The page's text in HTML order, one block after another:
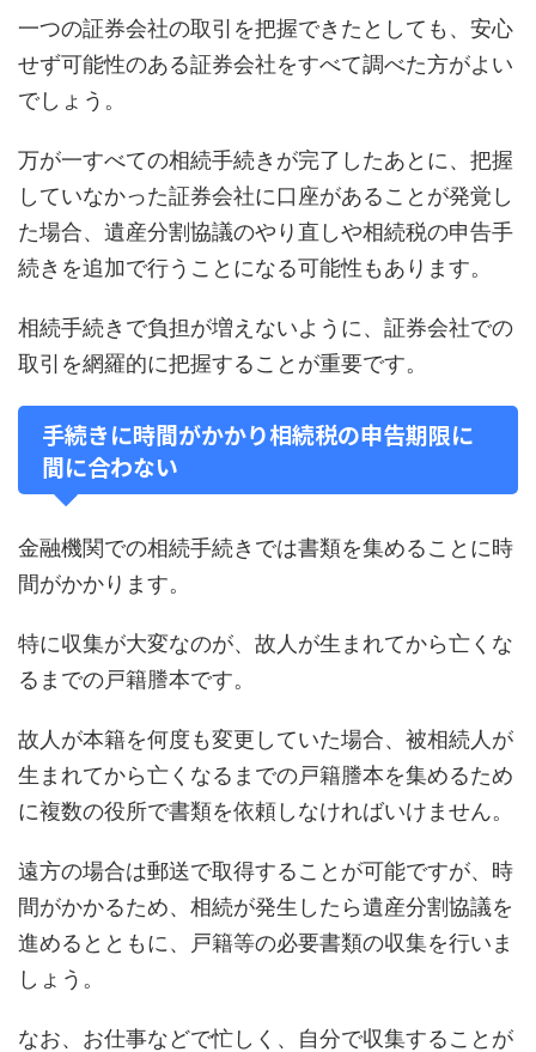
一つの証券会社の取引を把握できたとしても、安心
せず可能性のある証券会社をすべて調べた方がよい
でしょう。
万が一すべての相続手続きが完了したあとに、把握
していなかった証券会社に口座があることが発覚し
た場合、遺産分割協議のやり直しや相続税の申告手
続きを追加で行うことになる可能性もあります。
相続手続きで負担が増えないように、証券会社での
取引を網羅的に把握することが重要です。
手続きに時間がかかり相続税の申告期限に
間に合わない
金融機関での相続手続きでは書類を集めることに時
間がかかります。
特に収集が大変なのが、故人が生まれてから亡くな
るまでの戸籍謄本です。
故人が本籍を何度も変更していた場合、被相続人が
生まれてから亡くなるまでの戸籍謄本を集めるため
に複数の役所で書類を依頼しなければいけません。
遠方の場合は郵送で取得することが可能ですが、時
間がかかるため、相続が発生したら遺産分割協議を
進めるとともに、戸籍等の必要書類の収集を行いま
しょう。
なお、お仕事などで忙しく、自分で収集することが